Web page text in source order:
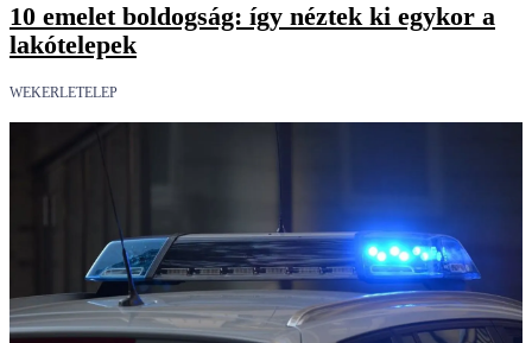
10 emelet boldogság: így néztek ki egykor a
lakótelepek
WEKERLETELEP